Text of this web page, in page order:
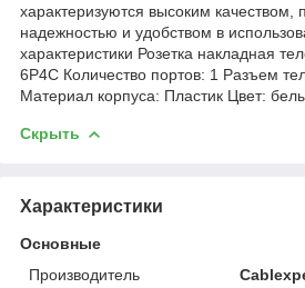
характеризуются высоким качеством,
надежностью и удобством в
характеристики Розетка накладная
6P4C Количество портов: 1 Разъем
Материал корпуса: Пластик Цвет:
Скрыть
Характеристики
Основные
Производитель